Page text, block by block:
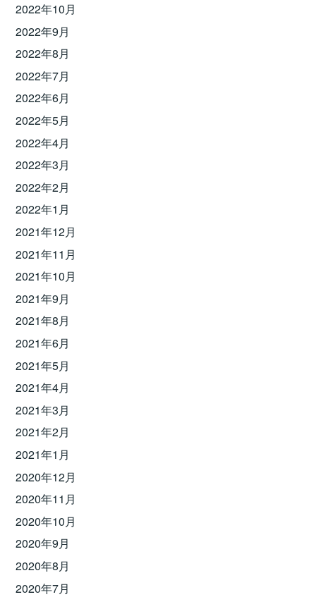
2022年10月
2022年9月
2022年8月
2022年7月
2022年6月
2022年5月
2022年4月
2022年3月
2022年2月
2022年1月
2021年12月
2021年11月
2021年10月
2021年9月
2021年8月
2021年6月
2021年5月
2021年4月
2021年3月
2021年2月
2021年1月
2020年12月
2020年11月
2020年10月
2020年9月
2020年8月
2020年7月